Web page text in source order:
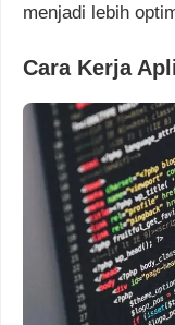
menjadi lebih
Cara Kerja